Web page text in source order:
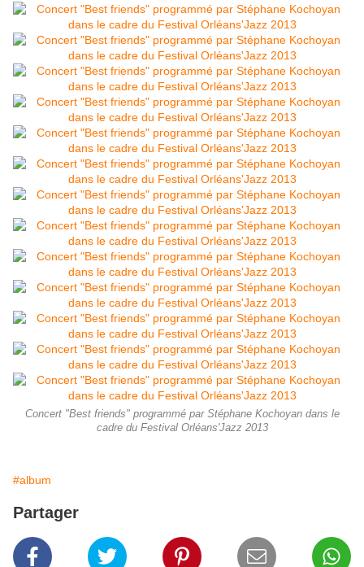
Concert "Best friends" programmé par Stéphane Kochoyan dans le
cadre du Festival Orléans'Jazz 2013
#album
Partager